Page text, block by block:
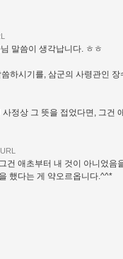
말씀이 생각납니다. ㅎㅎ
하시기를, 삼군의 사령관인 장
정상 그 뜻을 접었다면, 그건
URL
건 애초부터 내 것이 아니었음
했다는 게 약오르옵니다.^^*